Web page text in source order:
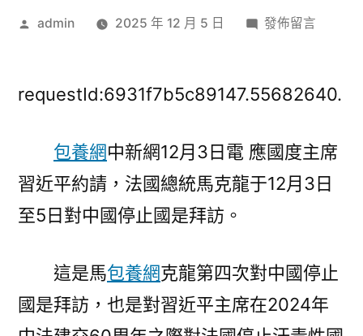
作
admin 2025 年 12 月 5 日
在
全
馬
專
情
克
龍
發佈留言
requestId:6931f7b5c89147.55682640.
包養網中新網12月3日電 應國度主席
習近平約請，法國總統馬克龍于12月3日
至5日對中國停止國是拜訪。
這是馬包養網克龍第四次對中國停止
國是拜訪，也是對習近平主席在2024年